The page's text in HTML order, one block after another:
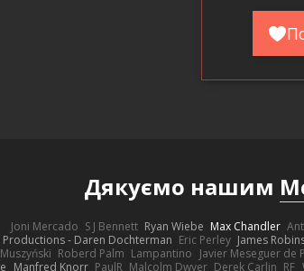
Дякуємо нашим
Joni Mercado S J Bennett Ryan Wiebe Max Chandler
Productions - Daren Dochterman Eric Perley James
Roberd Palm Lampantino Javier Meseguer de
Manfred Knorr PaulR Malcolm Dwyer Derek Carlin RF